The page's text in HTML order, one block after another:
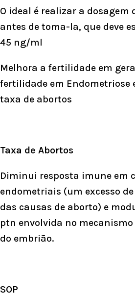
O ideal é realizar a dosagem
antes de toma-la, que deve
45 ng/ml
Melhora a fertilidade em
fertilidade em Endometriose
taxa de abortos
Taxa de Abortos
Diminui resposta imune em
endometriais (um excesso
das causas de aborto) e
ptn envolvida no
do embrião.
SOP